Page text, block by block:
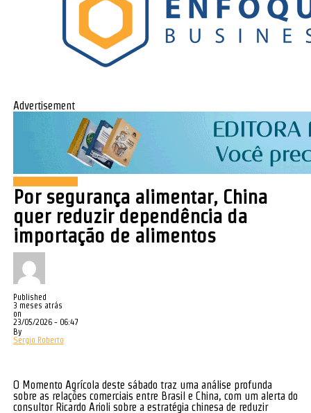
Advertisement
Por segurança alimentar, China
quer reduzir dependência da
importação de alimentos
Published
3 meses atrás
on
23/05/2026 - 06:47
By
Sergio Roberto
O Momento Agrícola deste sábado traz uma análise profunda
sobre as relações comerciais entre Brasil e China, com um alerta do
consultor Ricardo Arioli sobre a estratégia chinesa de reduzir